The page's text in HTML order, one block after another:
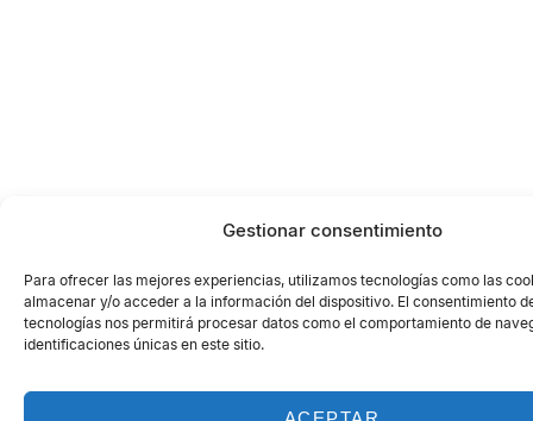
Gestionar consentimiento
Para ofrecer las mejores experiencias, utilizamos tecnologías como las
almacenar y/o acceder a la información del dispositivo. El consentimiento
tecnologías nos permitirá procesar datos como el comportamiento de
identificaciones únicas en este sitio.